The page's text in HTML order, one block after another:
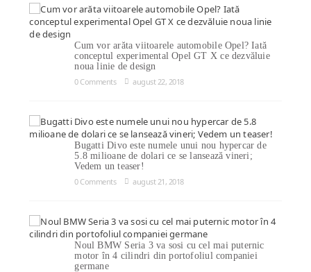
Cum vor arăta viitoarele automobile Opel? Iată
conceptul experimental Opel GT X ce dezvăluie
noua linie de design
0 Comments
august 22, 2018
Bugatti Divo este numele unui nou hypercar de
5.8 milioane de dolari ce se lansează vineri;
Vedem un teaser!
0 Comments
august 21, 2018
Noul BMW Seria 3 va sosi cu cel mai puternic
motor în 4 cilindri din portofoliul companiei
germane